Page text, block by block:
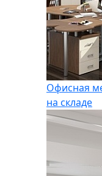
Офисная
на складе